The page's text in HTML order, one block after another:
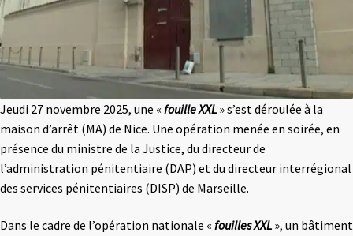
Jeudi 27 novembre 2025, une « fouille XXL » s’est déroulée à la
maison d’arrêt (MA) de Nice. Une opération menée en soirée, en
présence du ministre de la Justice, du directeur de
l’administration pénitentiaire (DAP) et du directeur interrégional
des services pénitentiaires (DISP) de Marseille.
Dans le cadre de l’opération nationale « fouilles XXL », un bâtiment